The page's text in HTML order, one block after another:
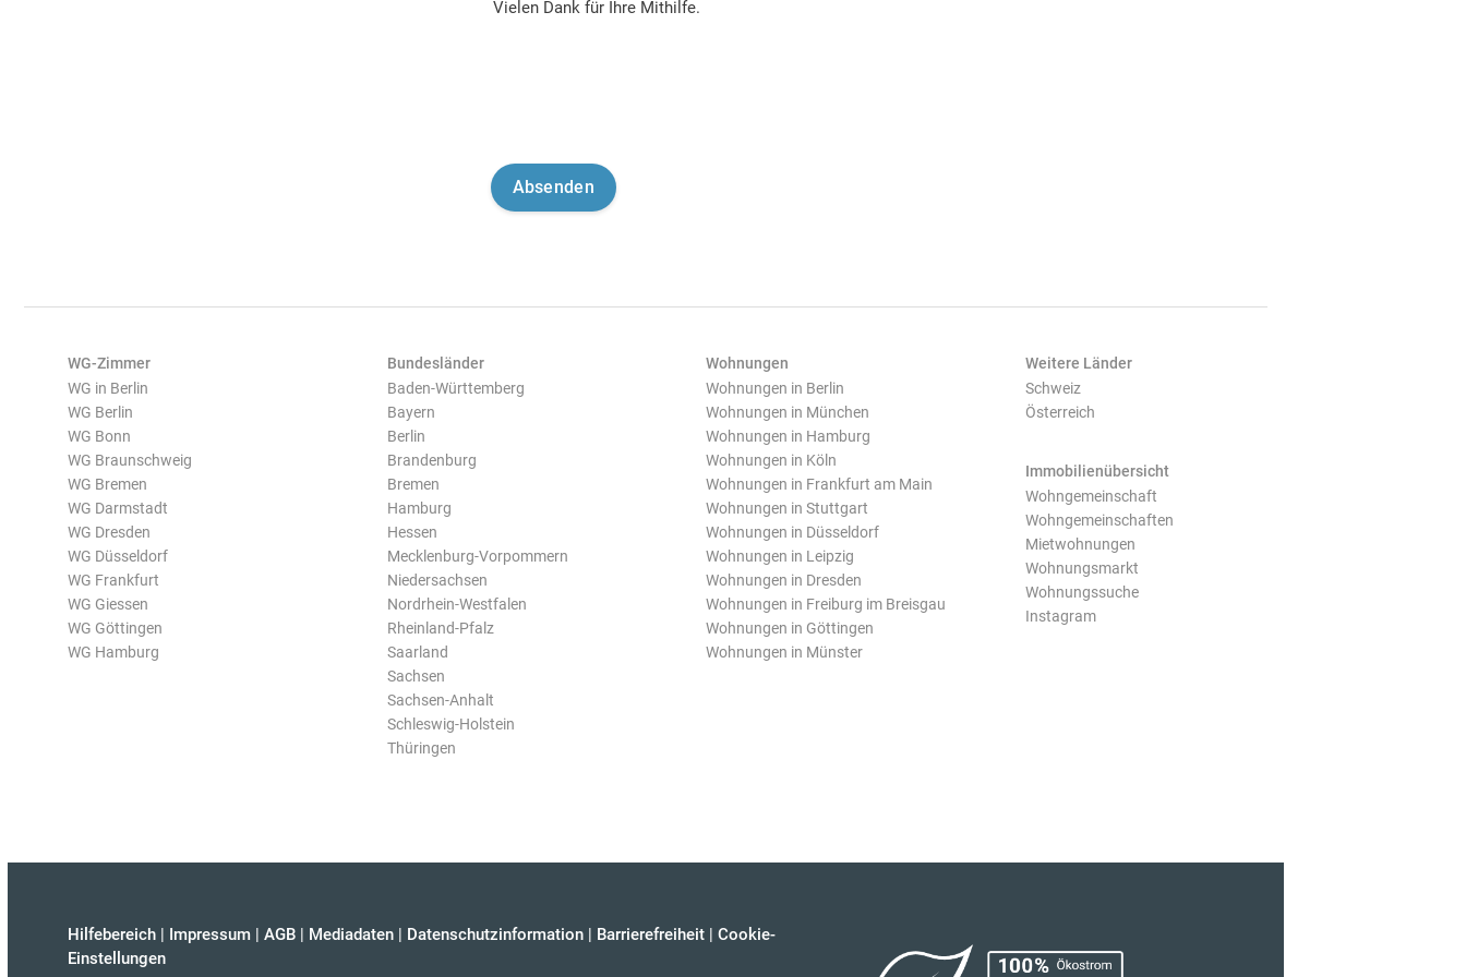
Vielen Dank für Ihre Mithilfe.
WG-Zimmer
WG in Berlin
WG Berlin
WG Bonn
WG Braunschweig
WG Bremen
WG Darmstadt
WG Dresden
WG Düsseldorf
WG Frankfurt
WG Giessen
WG Göttingen
WG Hamburg
Bundesländer
Baden-Württemberg
Bayern
Berlin
Brandenburg
Bremen
Hamburg
Hessen
Mecklenburg-Vorpommern
Niedersachsen
Nordrhein-Westfalen
Rheinland-Pfalz
Saarland
Sachsen
Sachsen-Anhalt
Schleswig-Holstein
Thüringen
Wohnungen
Wohnungen in Berlin
Wohnungen in München
Wohnungen in Hamburg
Wohnungen in Köln
Wohnungen in Frankfurt am Main
Wohnungen in Stuttgart
Wohnungen in Düsseldorf
Wohnungen in Leipzig
Wohnungen in Dresden
Wohnungen in Freiburg im Breisgau
Wohnungen in Göttingen
Wohnungen in Münster
Weitere Länder
Schweiz
Österreich
Immobilienübersicht
Wohngemeinschaft
Wohngemeinschaften
Mietwohnungen
Wohnungsmarkt
Wohnungssuche
Instagram
Hilfebereich | Impressum | AGB | Mediadaten | Datenschutzinformation | Barrierefreiheit | Cookie-
Einstellungen